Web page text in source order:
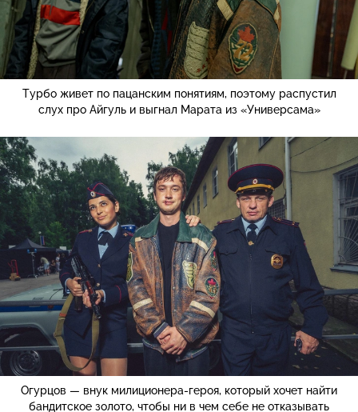
Турбо живет по пацанским понятиям, поэтому распустил
слух про Айгуль и выгнал Марата из «Универсама»
Огурцов — внук милиционера-героя, который хочет найти
бандитское золото, чтобы ни в чем себе не отказывать